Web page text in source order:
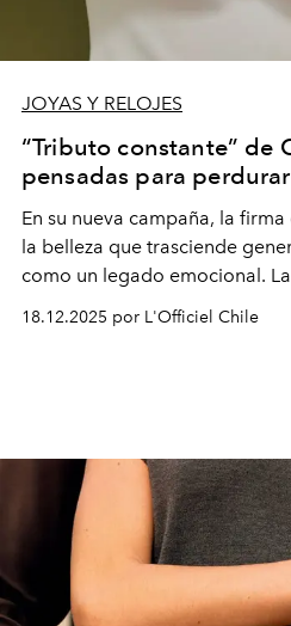
JOYAS Y RELOJES
“Tributo constante” de
pensadas para
En su nueva campaña, la
la belleza que trasciende
como un legado emocional.
del arte de regalar con sentido.
18.12.2025 por L'Officiel Chile